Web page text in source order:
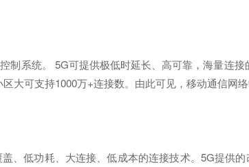
系统。 5G可提供极低时延长、高可靠，海量连
大可支持1000万+连接数。由此可见，移动通信网
、低功耗、大连接、低成本的连接技术。5G提供